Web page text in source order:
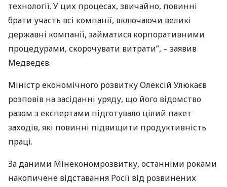
технології. У цих процесах, звичайно, повинні
брати участь всі компанії, включаючи великі
державні компанії, займатися корпоративними
процедурами, скорочувати витрати”, – заявив
Медведєв.
Міністр економічного розвитку Олексій Улюкаєв
розповів на засіданні уряду, що його відомство
разом з експертами підготувало цілий пакет
заходів, які повинні підвищити продуктивність
праці.
За даними Мінекономрозвитку, останніми роками
накопичене відставання Росії від розвинених